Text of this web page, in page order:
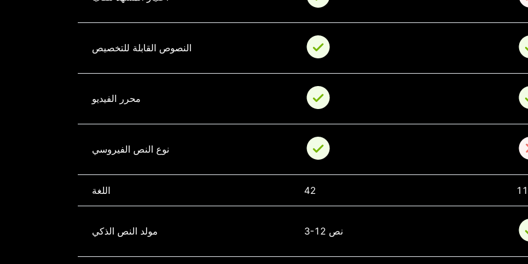
النصوص القابلة للتخصيص
محرر الفيديو
نوع النص الفيروسي
اللغة 42
مولد النص الذكي 3-12 نص